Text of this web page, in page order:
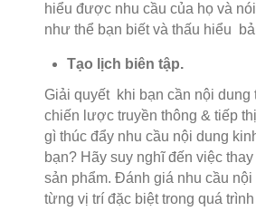
hiểu được nhu cầu của họ và
như thể bạn biết và thấu hiểu
Tạo lịch biên tập.
Giải quyết khi bạn cần nội dung
chiến lược truyền thông & tiếp
gì thúc đẩy nhu cầu nội dung
bạn? Hãy suy nghĩ đến việc
sản phẩm. Đánh giá nhu cầu
từng vị trí đặc biệt trong quá